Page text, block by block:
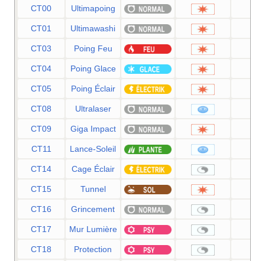
CT00 Ultimapoing
CT01 Ultimawashi
CT03 Poing Feu
CT04 Poing Glace
CT05 Poing Éclair
CT08 Ultralaser
CT09 Giga Impact
CT11 Lance-Soleil
CT14 Cage Éclair
CT15 Tunnel
CT16 Grincement
CT17 Mur Lumière
CT18 Protection